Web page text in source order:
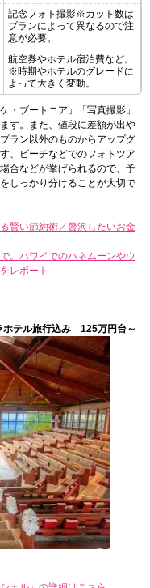
記念フォト撮影※カット数は
プランによって異なるので注
意が必要。
航空券やホテル宿泊費など。
※時期やホテルのグレードに
よって大きく変動。
・ブートニア」「写真撮影」
す。また、値段に差額が出や
ラン以外のものからアップグ
、ビーチなどでのフォトツア
合などが挙げられるので、予
しっかり分けることが大切で
賢い節約術／贅沢したいお金
。ハワイでのハネムーンやウ
レポート
ホテル旅行込み 125万円台～